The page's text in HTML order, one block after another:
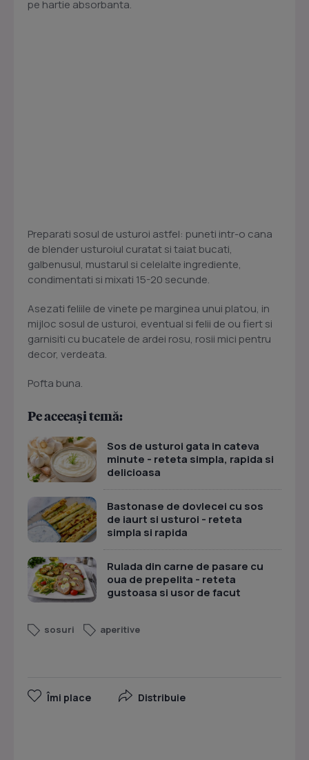
pe hartie absorbanta.
Preparati sosul de usturoi astfel: puneti intr-o cana
de blender usturoiul curatat si taiat bucati,
galbenusul, mustarul si celelalte ingrediente,
condimentati si mixati 15-20 secunde.
Asezati feliile de vinete pe marginea unui platou, in
mijloc sosul de usturoi, eventual si felii de ou fiert si
garnisiti cu bucatele de ardei rosu, rosii mici pentru
decor, verdeata.
Pofta buna.
Pe aceeași temă:
Sos de usturoi gata in cateva
minute - reteta simpla, rapida si
delicioasa
Bastonase de dovlecei cu sos
de iaurt si usturoi - reteta
simpla si rapida
Rulada din carne de pasare cu
oua de prepelita - reteta
gustoasa si usor de facut
sosuri aperitive
Îmi place Distribuie